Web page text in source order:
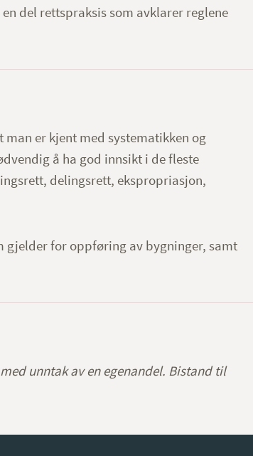
del rettspraksis som avklarer reglene
er kjent med systematikken og
å ha god innsikt i de fleste
delingsrett, ekspropriasjon,
gjelder for oppføring av bygninger, samt
unntak av en egenandel. Bistand til